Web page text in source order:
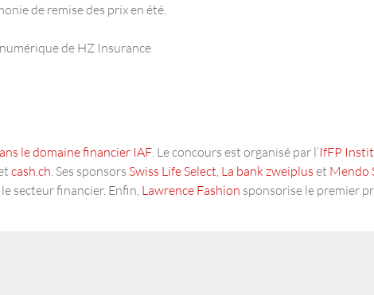
de remise des prix en été.
de HZ Insurance
le domaine financier IAF . Le concours est organisé par l’IfFP
cash.ch . Ses sponsors Swiss Life Select, La bank zweiplus et Mendo
secteur financier. Enfin, Lawrence Fashion sponsorise le premier